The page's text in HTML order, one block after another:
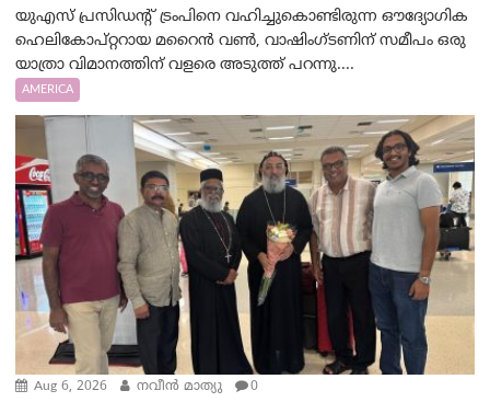
യുഎസ് പ്രസിഡന്റ് ട്രംപിനെ വഹിച്ചുകൊണ്ടിരുന്ന ഔദ്യോഗിക
ഹെലികോപ്റ്ററായ മറൈൻ വൺ, വാഷിംഗ്ടണിന് സമീപം ഒരു
യാത്രാ വിമാനത്തിന് വളരെ അടുത്ത് പറന്നു....
AMERICA
Aug 6, 2026 നവീൻ മാത്യു 0